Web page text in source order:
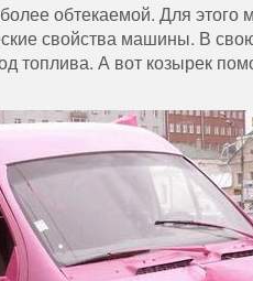
обтекаемой. Для этого
свойства машины. В
топлива. А вот козырек